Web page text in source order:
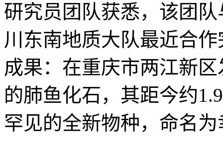
研究员团队获悉，该团
川东南地质大队最近合
成果：在重庆市两江新
的肺鱼化石，其距今约
罕见的全新物种，命名